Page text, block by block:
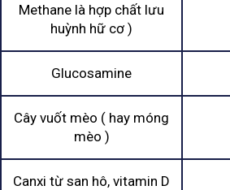
Methane là hợp chất lưu
huỳnh hữ cơ )
Glucosamine
Cây vuốt mèo ( hay móng
mèo )
Canxi từ san hô, vitamin D